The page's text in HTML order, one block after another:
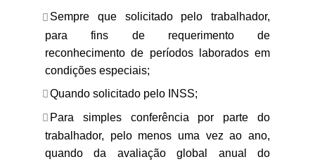
Sempre que solicitado pelo trabalhador,
para fins de requerimento de
reconhecimento de períodos laborados em
condições especiais;
Quando solicitado pelo INSS;
Para simples conferência por parte do
trabalhador, pelo menos uma vez ao ano,
quando da avaliação global anual do